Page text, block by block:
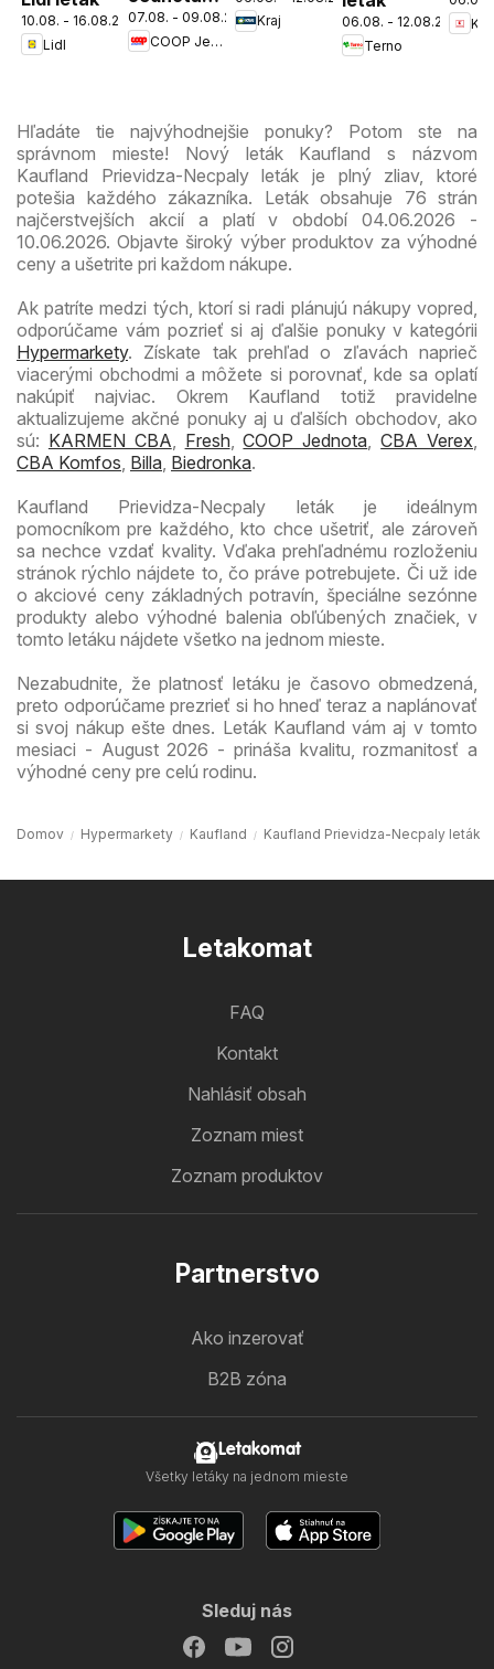
10.08. - 16.08.2026
Lidl
cez víkend
ešte
07.08. - 09.08.2026
COOP Jednota
Kraj
06.08. - 12.08.2026
Terno
Nové
Hľadáte tie najvýhodnejšie ponuky? Potom ste na
správnom mieste! Nový leták Kaufland s názvom
Kaufland Prievidza-Necpaly leták je plný zliav, ktoré
potešia každého zákazníka. Leták obsahuje 76 strán
najčerstvejších akcií a platí v období 04.06.2026 -
10.06.2026. Objavte široký výber produktov za výhodné
ceny a ušetrite pri každom nákupe.
Ak patríte medzi tých, ktorí si radi plánujú nákupy vopred,
odporúčame vám pozrieť si aj ďalšie ponuky v kategórii
Hypermarkety. Získate tak prehľad o zľavách naprieč
viacerými obchodmi a môžete si porovnať, kde sa oplatí
nakúpiť najviac. Okrem Kaufland totiž pravidelne
aktualizujeme akčné ponuky aj u ďalších obchodov, ako
sú: KARMEN CBA, Fresh,COOP Jednota,CBA Verex,
CBA Komfos, Billa, Biedronka.
Kaufland Prievidza-Necpaly leták je ideálnym
pomocníkom pre každého, kto chce ušetriť, ale zároveň
sa nechce vzdať kvality. Vďaka prehľadnému rozloženiu
stránok rýchlo nájdete to, čo práve potrebujete. Či už ide
o akciové ceny základných potravín, špeciálne sezónne
produkty alebo výhodné balenia obľúbených značiek, v
tomto letáku nájdete všetko na jednom mieste.
Nezabudnite, že platnosť letáku je časovo obmedzená,
preto odporúčame prezrieť si ho hneď teraz a naplánovať
si svoj nákup ešte dnes. Leták Kaufland vám aj v tomto
mesiaci - August 2026 - prináša kvalitu, rozmanitosť a
výhodné ceny pre celú rodinu.
Domov Hypermarkety Kaufland Kaufland Prievidza-Necpaly leták
Letakomat
FAQ
Kontakt
Nahlásiť obsah
Zoznam miest
Zoznam produktov
Partnerstvo
Ako inzerovať
B2B zóna
Letakomat
Všetky letáky na jednom mieste
Sleduj nás